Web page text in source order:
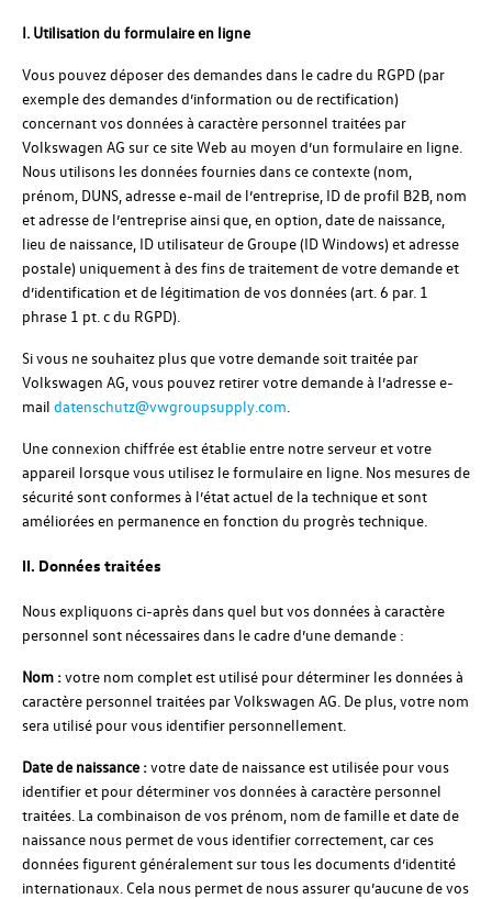
I. Utilisation du formulaire en ligne
Vous pouvez déposer des demandes dans le cadre du RGPD (par
exemple des demandes d’information ou de rectification)
concernant vos données à caractère personnel traitées par
Volkswagen AG sur ce site Web au moyen d’un formulaire en ligne.
Nous utilisons les données fournies dans ce contexte (nom,
prénom, DUNS, adresse e-mail de l’entreprise, ID de profil B2B, nom
et adresse de l’entreprise ainsi que, en option, date de naissance,
lieu de naissance, ID utilisateur de Groupe (ID Windows) et adresse
postale) uniquement à des fins de traitement de votre demande et
d’identification et de légitimation de vos données (art. 6 par. 1
phrase 1 pt. c du RGPD).
Si vous ne souhaitez plus que votre demande soit traitée par
Volkswagen AG, vous pouvez retirer votre demande à l’adresse e-
mail datenschutz@vwgroupsupply.com
Une connexion chiffrée est établie entre notre serveur et votre
appareil lorsque vous utilisez le formulaire en ligne. Nos mesures de
sécurité sont conformes à l’état actuel de la technique et sont
améliorées en permanence en fonction du progrès technique.
II. Données traitées
Nous expliquons ci-après dans quel but vos données à caractère
personnel sont nécessaires dans le cadre d’une demande :
Nom :votre nom complet est utilisé pour déterminer les données à
caractère personnel traitées par Volkswagen AG. De plus, votre nom
sera utilisé pour vous identifier personnellement.
Date de naissance :votre date de naissance est utilisée pour vous
identifier et pour déterminer vos données à caractère personnel
traitées. La combinaison de vos prénom, nom de famille et date de
naissance nous permet de vous identifier correctement, car ces
données figurent généralement sur tous les documents d’identité
internationaux. Cela nous permet de nous assurer qu’aucune de vos